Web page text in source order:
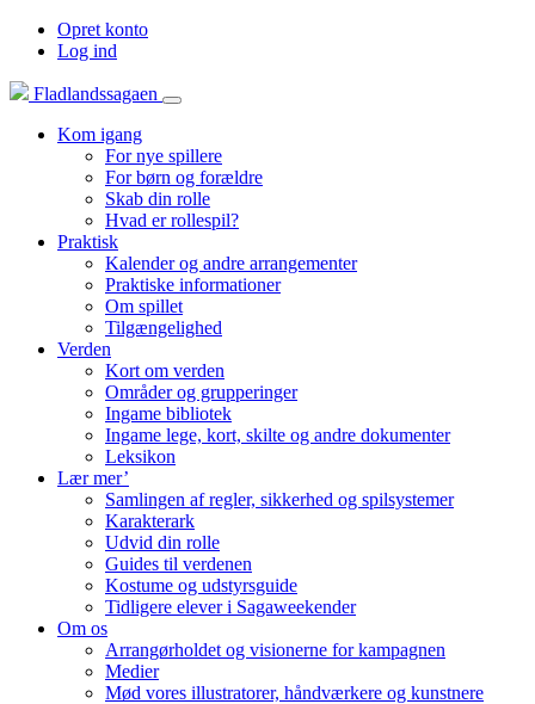
Opret konto
Log ind
Fladlandssagaen
Kom igang
For nye spillere
For børn og forældre
Skab din rolle
Hvad er rollespil?
Praktisk
Kalender og andre arrangementer
Praktiske informationer
Om spillet
Tilgængelighed
Verden
Kort om verden
Områder og grupperinger
Ingame bibliotek
Ingame lege, kort, skilte og andre dokumenter
Leksikon
Lær mer’
Samlingen af regler, sikkerhed og spilsystemer
Karakterark
Udvid din rolle
Guides til verdenen
Kostume og udstyrsguide
Tidligere elever i Sagaweekender
Om os
Arrangørholdet og visionerne for kampagnen
Medier
Mød vores illustratorer, håndværkere og kunstnere